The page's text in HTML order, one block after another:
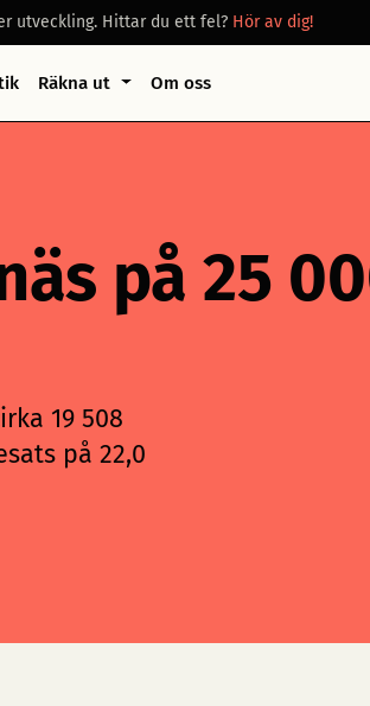
utveckling. Hittar du ett fel? Hör av dig!
Räkna ut Om oss
på 25
19 508
på 22,0